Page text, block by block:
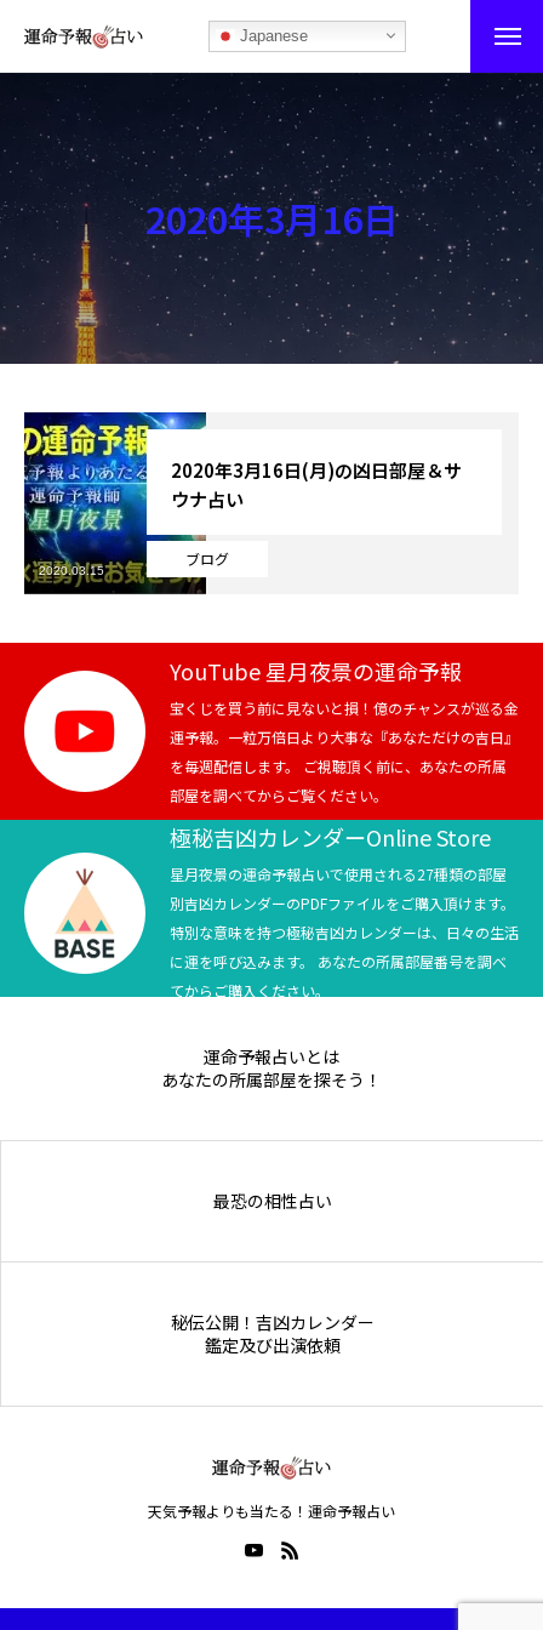
Japanese
運命予報占い
運命予報占いとは
あなたの所属部屋を探そう！
最恐の相性占い
秘伝公開！吉凶カレンダー
記事カテゴリー
ブログ
お知らせ
芸能界
テニス
スポーツ
競馬
テニス四大大会・五輪
テニス四大大会・五輪
2020年3月16日
ブログ
2020年3月16日(月)の凶日部屋＆サ
ウナ占い
2020.03.15
YouTube 星月夜景の運命予報
宝くじを買う前に見ないと損！億のチャンスが巡る金
運予報。一粒万倍日より大事な『あなただけの吉日』
を毎週配信します。 ご視聴頂く前に、あなたの所属
部屋を調べてからご覧ください。
極秘吉凶カレンダーOnline Store
星月夜景の運命予報占いで使用される27種類の部屋
別吉凶カレンダーのPDFファイルをご購入頂けます。
特別な意味を持つ極秘吉凶カレンダーは、日々の生活
に運を呼び込みます。 あなたの所属部屋番号を調べ
てからご購入ください。
運命予報占いとは
あなたの所属部屋を探そう！
最恐の相性占い
秘伝公開！吉凶カレンダー
鑑定及び出演依頼
天気予報よりも当たる！運命予報占い